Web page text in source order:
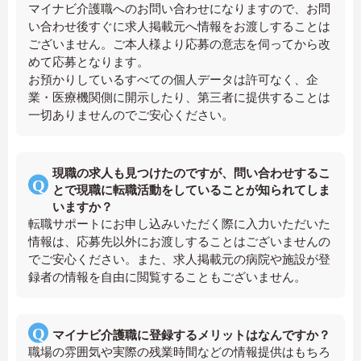
マイナビ介護職へのお問い合わせになりますので、お問
い合わせ後すぐに求人掲載元へ情報をお渡しすることは
ございません。ご本人様より応募の意志を伺ってから改
めて応募となります。
お預かりしているすべての個人データは許可なく、企
業・医療機関側に開示したり、第三者に提供することは
一切ありませんのでご安心ください。
現職の求人も見つけたのですが、問い合わせするこ
とで現職に転職活動をしていることが知られてしま
いますか？
転職サポートにお申し込みいただく際に入力いただいた
情報は、応募先以外にお渡しすることはございませんの
でご安心ください。また、求人掲載元の病院や施設が登
録者の情報を自由に閲覧することもございません。
マイナビ介護職に登録するメリットはなんですか？
職場の雰囲気や実際の残業時間などの情報提供はもちろ